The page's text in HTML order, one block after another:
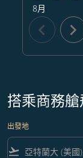
8月
chevron_left chevron_right
搭乘商務
出發地
flight_takeoff